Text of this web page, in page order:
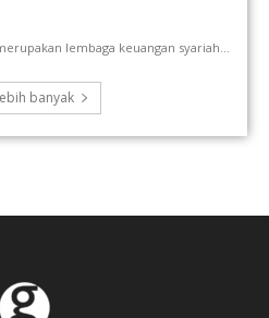
lembaga keuangan syariah...
banyak